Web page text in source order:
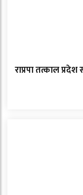
राप्रपा तत्काल